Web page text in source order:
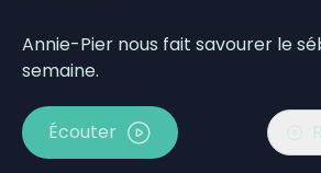
Annie-Pier nous fait savourer le
semaine.
Écouter